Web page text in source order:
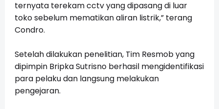
ternyata terekam cctv yang dipasang di luar
toko sebelum mematikan aliran listrik,” terang
Condro.
Setelah dilakukan penelitian, Tim Resmob yang
dipimpin Bripka Sutrisno berhasil mengidentifikasi
para pelaku dan langsung melakukan
pengejaran.